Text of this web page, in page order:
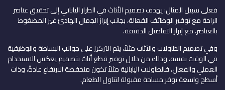
فعلى سبيل المثال: يهدف تصميم الأثاث في الطراز الياباني إلى تحقيق عناصر
الراحة مع توفير الوظائف الفعالة، بجانب إبراز الجمال الهادئ غير المضغوط
بالعناصر، مع إبراز التفاصيل الدقيقة.
وفي تصميم الطاولات والأثاث مثلاً، يتم التركيز على جوانب البساطة والوظيفية
في الوقت نفسه، وذلك من خلال توفير قطع أثاث بتصميم يعكس الاستخدام
العملي والفعال، فالطاولات اليابانية مثلاً تكون منخفضة الارتفاع عادةً، وذات
أسطح واسعة توفر مساحة مقبولة لتناول الطعام.